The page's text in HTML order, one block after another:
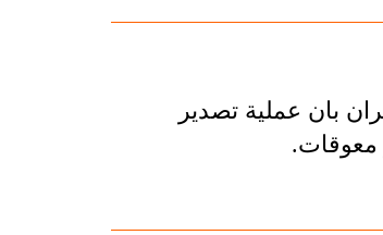
بان عملية تصدير
معوقات.